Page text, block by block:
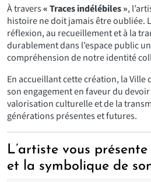
À travers« Traces indélébiles »,
histoire ne doit jamais être oubliée.
réflexion, au recueillement et à la
durablement dans l’espace public
compréhension de notre identité
En accueillant cette création, la Ville
son engagement en faveur du
valorisation culturelle et de la
générations présentes et futures.
L’artiste vous
et la symbolique de